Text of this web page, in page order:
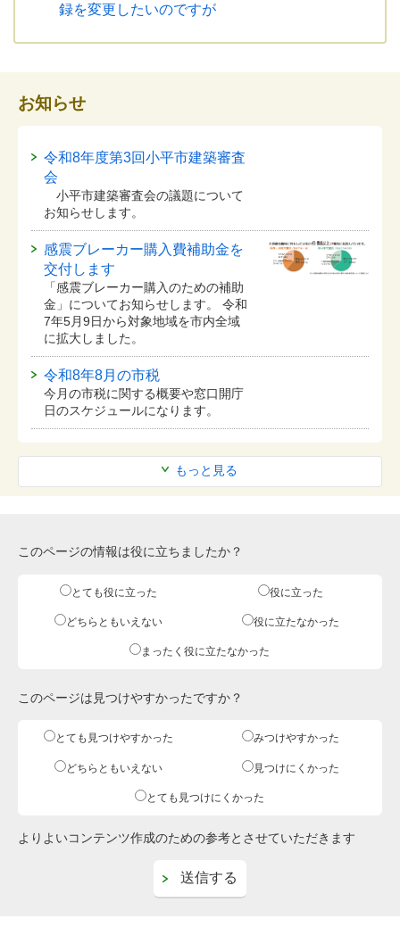
録を変更したいのですが
お知らせ
もっと見る
令和8年度第3回小平市建築審査
会
小平市建築審査会の議題について
お知らせします。
感震ブレーカー購入費補助金を
交付します
「感震ブレーカー購入のための補助
金」についてお知らせします。 令和
7年5月9日から対象地域を市内全域
に拡大しました。
令和8年8月の市税
今月の市税に関する概要や窓口開庁
日のスケジュールになります。
このページの情報は役に立ちましたか？
とても役に立った 役に立った
どちらともいえない 役に立たなかった
まったく役に立たなかった
このページは見つけやすかったですか？
とても見つけやすかった みつけやすかった
どちらともいえない 見つけにくかった
とても見つけにくかった
よりよいコンテンツ作成のための参考とさせていただきます